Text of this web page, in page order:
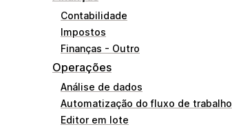
Contabilidade
Impostos
Finanças - Outro
Operações
Análise de dados
Automatização do fluxo de trabalho
Editor em lote